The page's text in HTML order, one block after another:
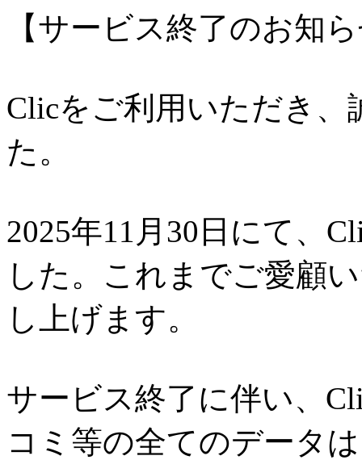
【サービス終了のお知
Clicをご利用いただき
た。
2025年11月30日にて、
した。これまでご愛顧
し上げます。
サービス終了に伴い、
コミ等の全てのデータ